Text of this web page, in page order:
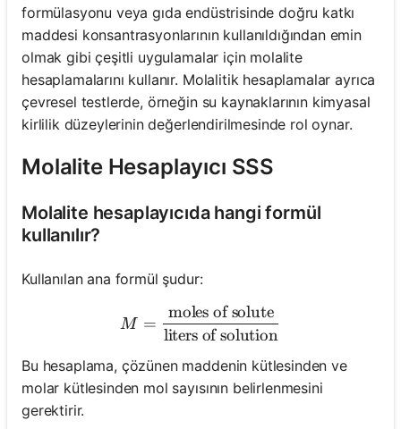
formülasyonu veya gıda endüstrisinde doğru katkı
maddesi konsantrasyonlarının kullanıldığından emin
olmak gibi çeşitli uygulamalar için molalite
hesaplamalarını kullanır. Molalitik hesaplamalar ayrıca
çevresel testlerde, örneğin su kaynaklarının kimyasal
kirlilik düzeylerinin değerlendirilmesinde rol oynar.
Molalite Hesaplayıcı SSS
Molalite hesaplayıcıda hangi formül
kullanılır?
Kullanılan ana formül şudur:
M = \frac{\text{moles of
M =
liters of solution
moles of solute
Bu hesaplama, çözünen maddenin kütlesinden ve
molar kütlesinden mol sayısının belirlenmesini
gerektirir.